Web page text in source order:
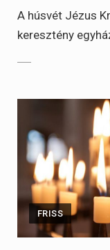
A húsvét Jézus
keresztény
FRISS